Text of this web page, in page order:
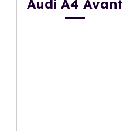
Audi A4 Avant